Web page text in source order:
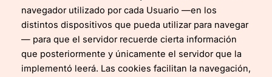
navegador utilizado por cada Usuario —en los
distintos dispositivos que pueda utilizar para navegar
— para que el servidor recuerde cierta información
que posteriormente y únicamente el servidor que la
implementó leerá. Las cookies facilitan la navegación,